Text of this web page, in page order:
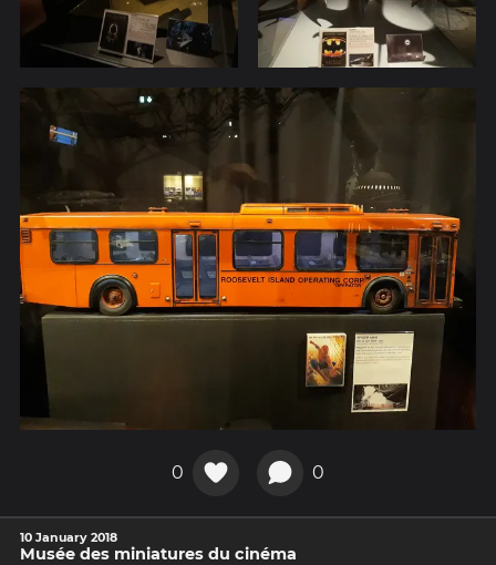
0 0
10 January 2018
Musée des miniatures du cinéma